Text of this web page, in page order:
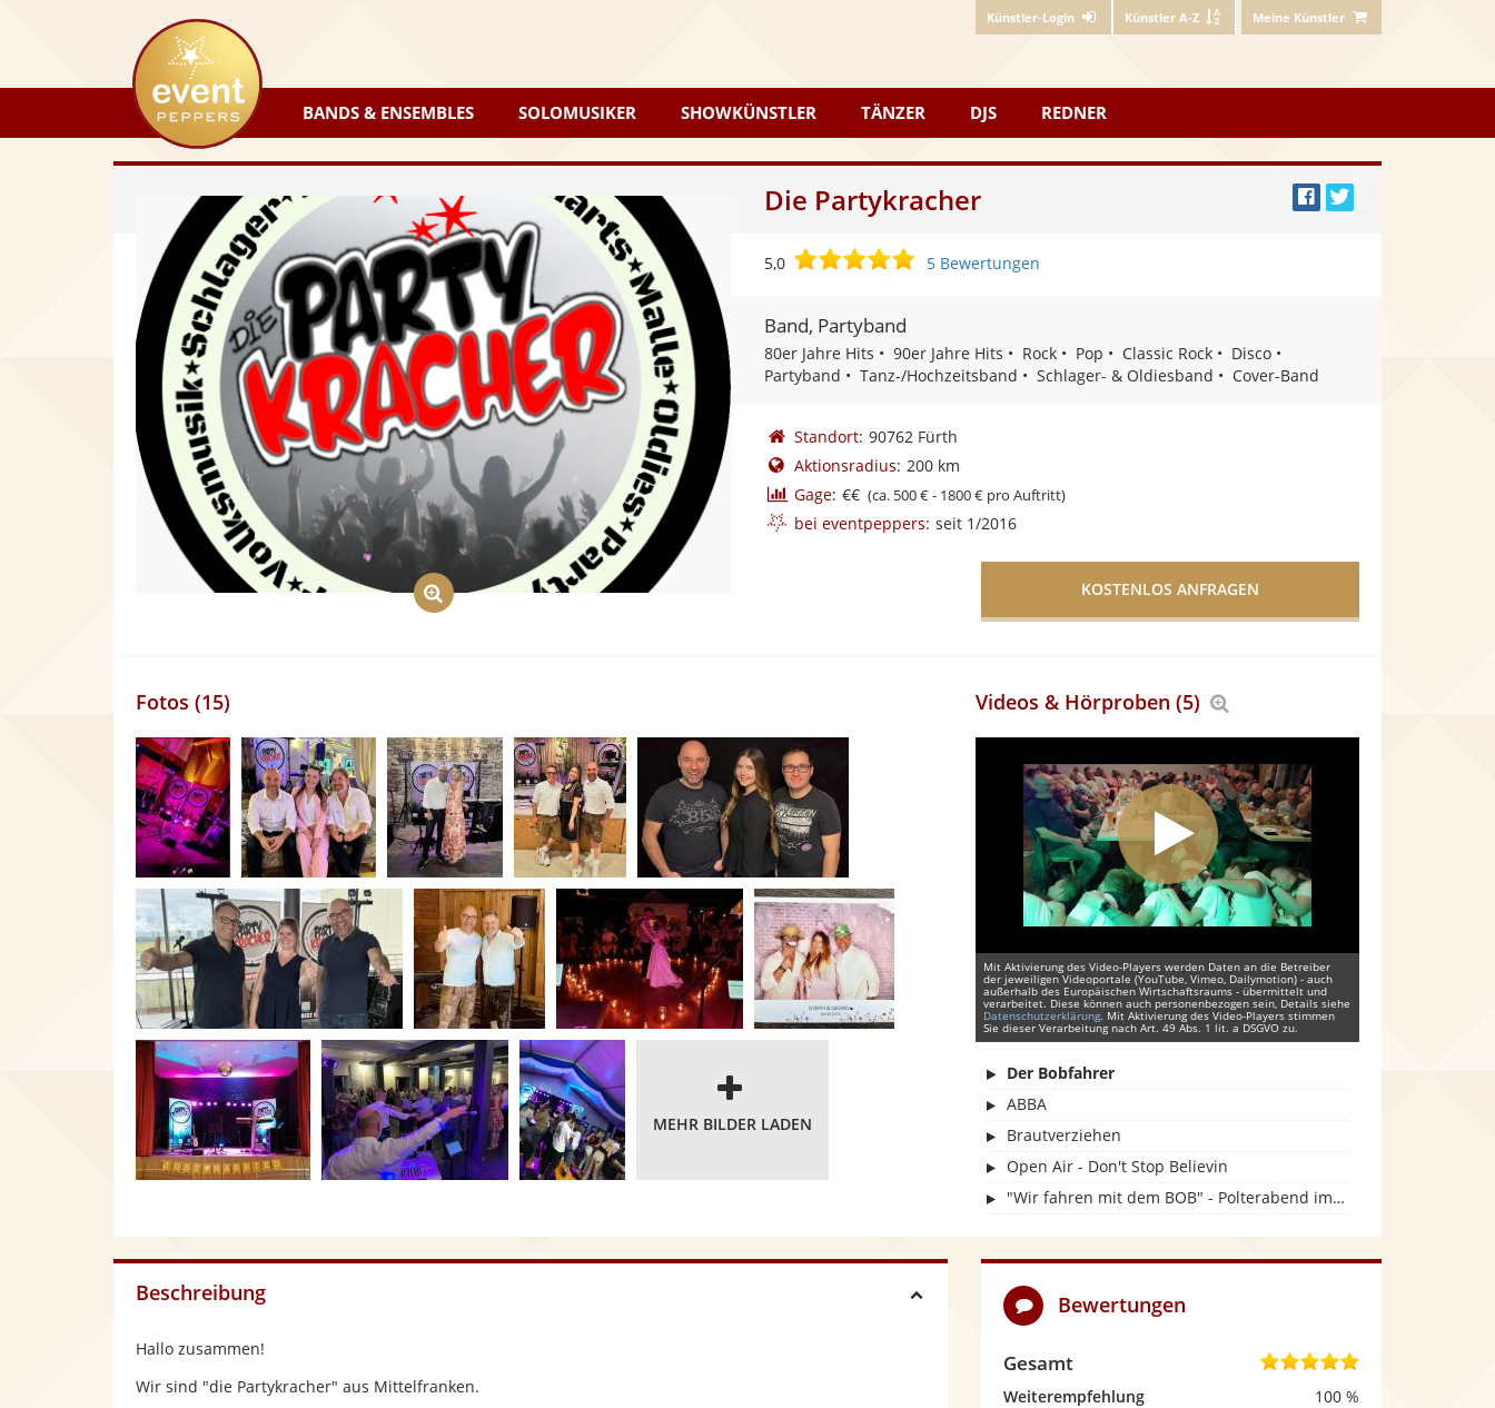
Künstler-Login Künstler A-Z Meine Künstler
eventpeppers
BANDS & ENSEMBLES SOLOMUSIKER SHOWKÜNSTLER TÄNZER DJS REDNER
Die Partykracher
5,0
5,05 Bewertungen
Band, Partyband
80er Jahre Hits 90er Jahre Hits Rock Pop Classic Rock
Disco
Partyband
Tanz-/Hochzeitsband Schlager- & Oldiesband Cover-Band
Standort: 90762 Fürth
Aktionsradius: 200 km
Gage: €€ (ca. 500 € - 1800 € pro Auftritt)
bei eventpeppers: seit 1/2016
Fotos (15)
MEHR BILDER LADEN
Videos & Hörproben (5)
Mit Aktivierung des Video-Players werden Daten an die Betreiber
der jeweiligen Videoportale (YouTube, Vimeo, Dailymotion) - auch
außerhalb des Europäischen Wirtschaftsraums - übermittelt und
verarbeitet. Diese können auch personenbezogen sein, Details siehe
Datenschutzerklärung. Mit Aktivierung des Video-Players stimmen
Sie dieser Verarbeitung nach Art. 49 Abs. 1 lit. a DSGVO zu.
Der Bobfahrer
ABBA
Brautverziehen
Open Air - Don't Stop Believin
"Wir fahren mit dem BOB" - Polterabend im Festzelt
Beschreibung
Hallo zusammen!
Wir sind "die Partykracher" aus Mittelfranken.
Bewertungen
Gesamt
5
Weiterempfehlung 100 %